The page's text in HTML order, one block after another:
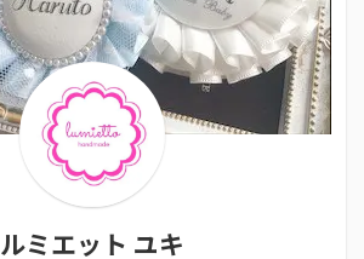
ルミエット ユキ